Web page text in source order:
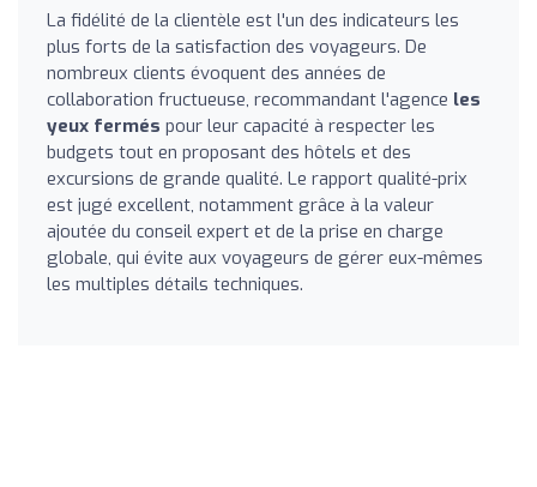
La fidélité de la clientèle est l'un des indicateurs les
plus forts de la satisfaction des voyageurs. De
nombreux clients évoquent des années de
collaboration fructueuse, recommandant l'agence les
yeux fermés pour leur capacité à respecter les
budgets tout en proposant des hôtels et des
excursions de grande qualité. Le rapport qualité-prix
est jugé excellent, notamment grâce à la valeur
ajoutée du conseil expert et de la prise en charge
globale, qui évite aux voyageurs de gérer eux-mêmes
les multiples détails techniques.